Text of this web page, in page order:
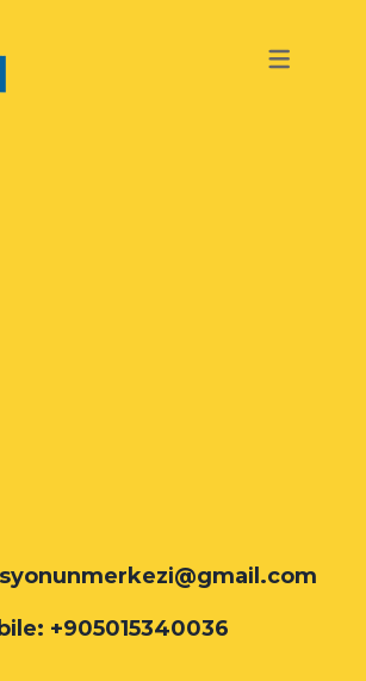
+905015340036